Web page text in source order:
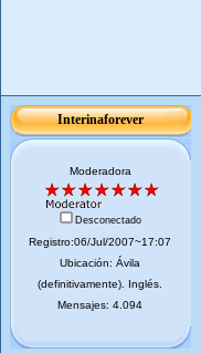
Interinaforever
Moderadora
Desconectado
Registro:06/Jul/2007~17:07
Ubicación: Ávila
(definitivamente). Inglés.
Mensajes: 4.094